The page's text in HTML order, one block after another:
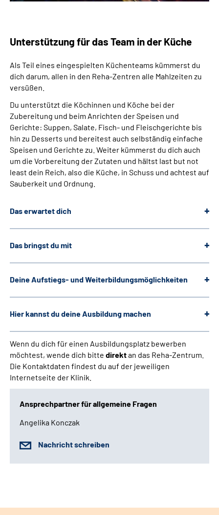
Unterstützung für das Team in der Küche
Als Teil eines eingespielten Küchenteams kümmerst du
dich darum, allen in den Reha-Zentren alle Mahlzeiten zu
versüßen.
Du unterstützt die Köchinnen und Köche bei der
Zubereitung und beim Anrichten der Speisen und
Gerichte: Suppen, Salate, Fisch- und Fleischgerichte bis
hin zu Desserts und bereitest auch selbständig einfache
Speisen und Gerichte zu. Weiter kümmerst du dich auch
um die Vorbereitung der Zutaten und hältst last but not
least dein Reich, also die Küche, in Schuss und achtest auf
Sauberkeit und Ordnung.
Das erwartet dich
Das bringst du mit
Deine Aufstiegs- und Weiter­bildungs­möglichkeiten
Hier kannst du deine Ausbildung machen
Wenn du dich für einen Ausbildungsplatz bewerben
möchtest, wende dich bitte direktan das Reha-Zentrum.
Die Kontaktdaten findest du auf der jeweiligen
Internetseite der Klinik.
Ansprechpartner für allgemeine Fragen
Angelika Konczak
Nachricht schreiben